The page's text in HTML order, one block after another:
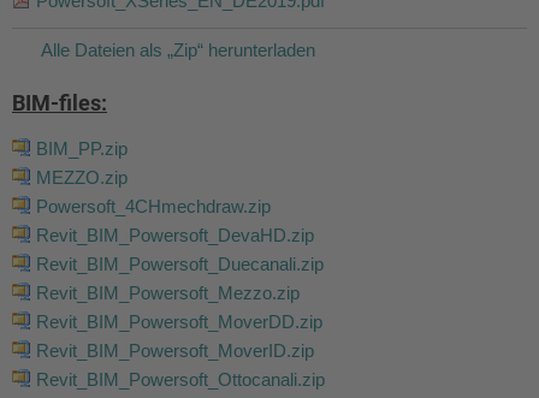
Alle Dateien als „Zip“ herunterladen
BIM-files:
BIM_PP.zip
MEZZO.zip
Powersoft_4CHmechdraw.zip
Revit_BIM_Powersoft_DevaHD.zip
Revit_BIM_Powersoft_Duecanali.zip
Revit_BIM_Powersoft_Mezzo.zip
Revit_BIM_Powersoft_MoverDD.zip
Revit_BIM_Powersoft_MoverID.zip
Revit_BIM_Powersoft_Ottocanali.zip